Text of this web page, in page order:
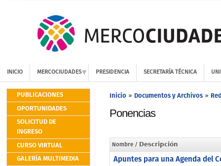
INICIO MERCOCIUDADES PRESIDENCIA SECRETARÍA TÉCNICA
PUBLICACIONES
OPORTUNIDADES
SOLICITUD DE
INGRESO
CURSO VIRTUAL
GALERÍA MULTIMEDIA
Inicio » Documentos y Archivos »
Ponencias
Nombre / Descripción
Apuntes para una Agenda del